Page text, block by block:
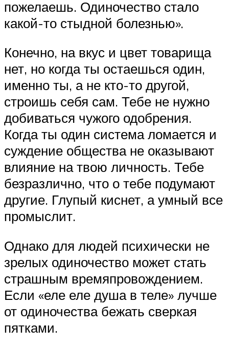
пожелаешь. Одиночество стало
какой-то стыдной болезнью».
Конечно, на вкус и цвет товарища
нет, но когда ты остаешься один,
именно ты, а не кто-то другой,
строишь себя сам. Тебе не нужно
добиваться чужого одобрения.
Когда ты один система ломается и
суждение общества не оказывают
влияние на твою личность. Тебе
безразлично, что о тебе подумают
другие. Глупый киснет, а умный все
промыслит.
Однако для людей психически не
зрелых одиночество может стать
страшным времяпровождением.
Если «еле еле душа в теле» лучше
от одиночества бежать сверкая
пятками.